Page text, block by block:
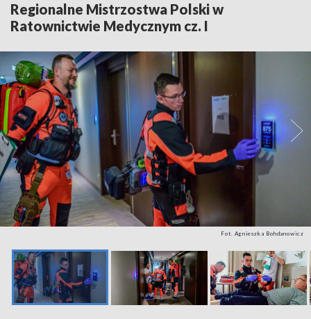
Regionalne Mistrzostwa Polski w
Ratownictwie Medycznym cz. I
Fot. Agnieszka Bohdanowicz